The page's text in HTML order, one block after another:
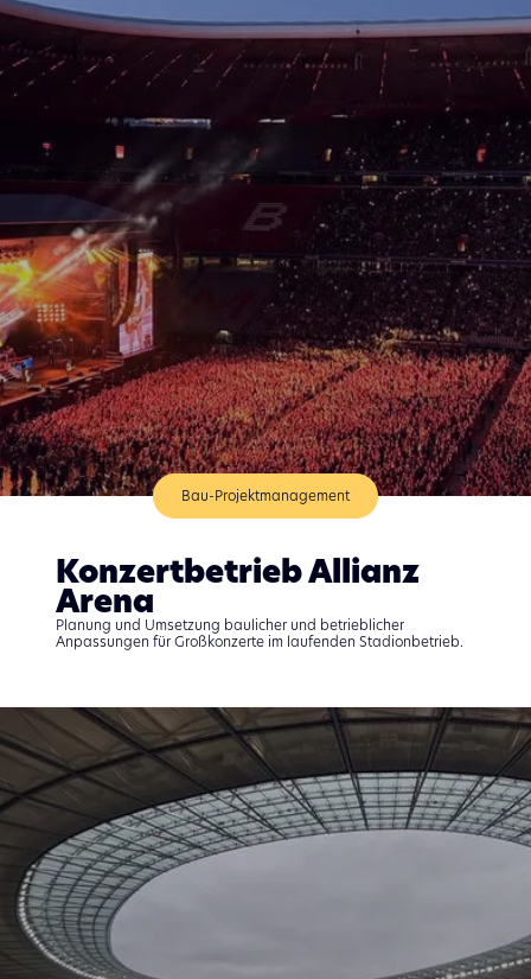
Bau-Projektmanagement​
Konzertbetrieb Allianz
Arena
Planung und Umsetzung baulicher und betrieblicher
Anpassungen für Großkonzerte im laufenden Stadionbetrieb.